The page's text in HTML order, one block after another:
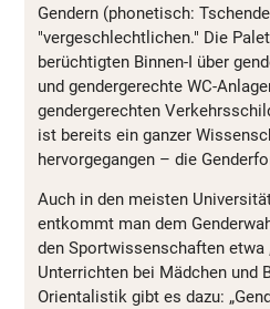
Gendern (phonetisch:
"vergeschlechtlichen." Die
berüchtigten Binnen-I über
und gendergerechte WC-
gendergerechten
ist bereits ein ganzer
hervorgegangen – die
Auch in den meisten
entkommt man dem
den Sportwissenschaften etwa
Unterrichten bei Mädchen und
Orientalistik gibt es dazu: